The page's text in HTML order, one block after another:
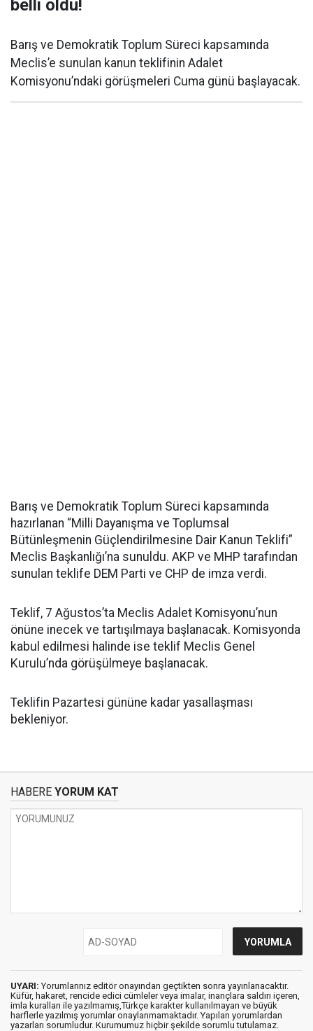
belli oldu!
Barış ve Demokratik Toplum Süreci kapsamında
Meclis’e sunulan kanun teklifinin Adalet
Komisyonu’ndaki görüşmeleri Cuma günü başlayacak.
Barış ve Demokratik Toplum Süreci kapsamında
hazırlanan “Milli Dayanışma ve Toplumsal
Bütünleşmenin Güçlendirilmesine Dair Kanun Teklifi”
Meclis Başkanlığı’na sunuldu. AKP ve MHP tarafından
sunulan teklife DEM Parti ve CHP de imza verdi.
Teklif, 7 Ağustos’ta Meclis Adalet Komisyonu’nun
önüne inecek ve tartışılmaya başlanacak. Komisyonda
kabul edilmesi halinde ise teklif Meclis Genel
Kurulu’nda görüşülmeye başlanacak.
Teklifin Pazartesi gününe kadar yasallaşması
bekleniyor.
HABERE YORUM KAT
UYARI: Yorumlarınız editör onayından geçtikten sonra yayınlanacaktır.
Küfür, hakaret, rencide edici cümleler veya imalar, inançlara saldırı içeren,
imla kuralları ile yazılmamış,Türkçe karakter kullanılmayan ve büyük
harflerle yazılmış yorumlar onaylanmamaktadır. Yapılan yorumlardan
yazarları sorumludur. Kurumumuz hiçbir şekilde sorumlu tutulamaz.